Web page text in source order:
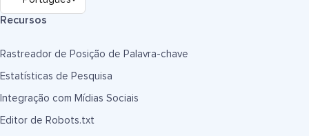
Recursos
Rastreador de Posição de Palavra-chave
Estatísticas de Pesquisa
Integração com Mídias Sociais
Editor de Robots.txt